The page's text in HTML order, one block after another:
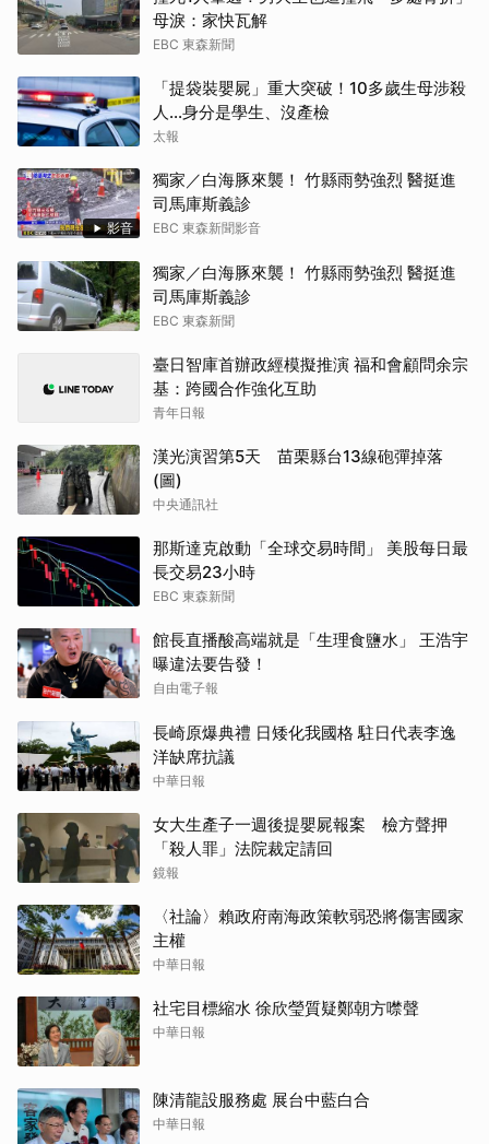
母淚：家快瓦解
EBC 東森新聞
「提袋裝嬰屍」重大突破！10多歲生母涉殺
人...身分是學生、沒產檢
太報
影音
獨家／白海豚來襲！ 竹縣雨勢強烈 醫挺進
司馬庫斯義診
EBC 東森新聞影音
獨家／白海豚來襲！ 竹縣雨勢強烈 醫挺進
司馬庫斯義診
EBC 東森新聞
臺日智庫首辦政經模擬推演 福和會顧問余宗
基：跨國合作強化互助
青年日報
漢光演習第5天 苗栗縣台13線砲彈掉落
(圖)
中央通訊社
那斯達克啟動「全球交易時間」 美股每日最
長交易23小時
EBC 東森新聞
館長直播酸高端就是「生理食鹽水」 王浩宇
曝違法要告發！
自由電子報
長崎原爆典禮 日矮化我國格 駐日代表李逸
洋缺席抗議
中華日報
女大生產子一週後提嬰屍報案 檢方聲押
「殺人罪」法院裁定請回
鏡報
〈社論〉賴政府南海政策軟弱恐將傷害國家
主權
中華日報
社宅目標縮水 徐欣瑩質疑鄭朝方噤聲
中華日報
陳清龍設服務處 展台中藍白合
中華日報